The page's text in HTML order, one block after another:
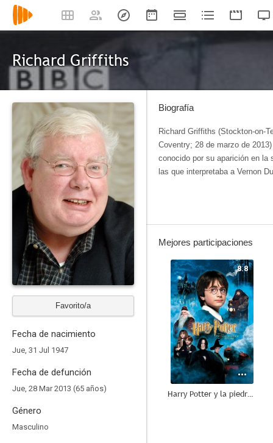
Richard Griffiths
Favorito/a
Fecha de nacimiento
Jue, 31 Jul 1947
Fecha de defunción
Jue, 28 Mar 2013 (65 años)
Género
Masculino
Biografía
Richard Griffiths (Stockton-on-
Coventry; 28 de marzo de
conocido por su aparición en la
las que interpretaba a Vernon
Mejores participaciones
8.8
Harry Potter y la piedra filosofal